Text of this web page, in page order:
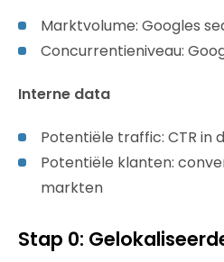
Marktvolume: Googles
Concurrentieniveau:
Interne data
Potentiële traffic: CTR in
Potentiële klanten:
markten
Stap 0: